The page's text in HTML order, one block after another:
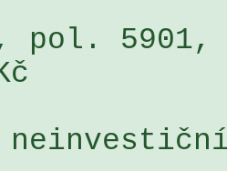
pol.